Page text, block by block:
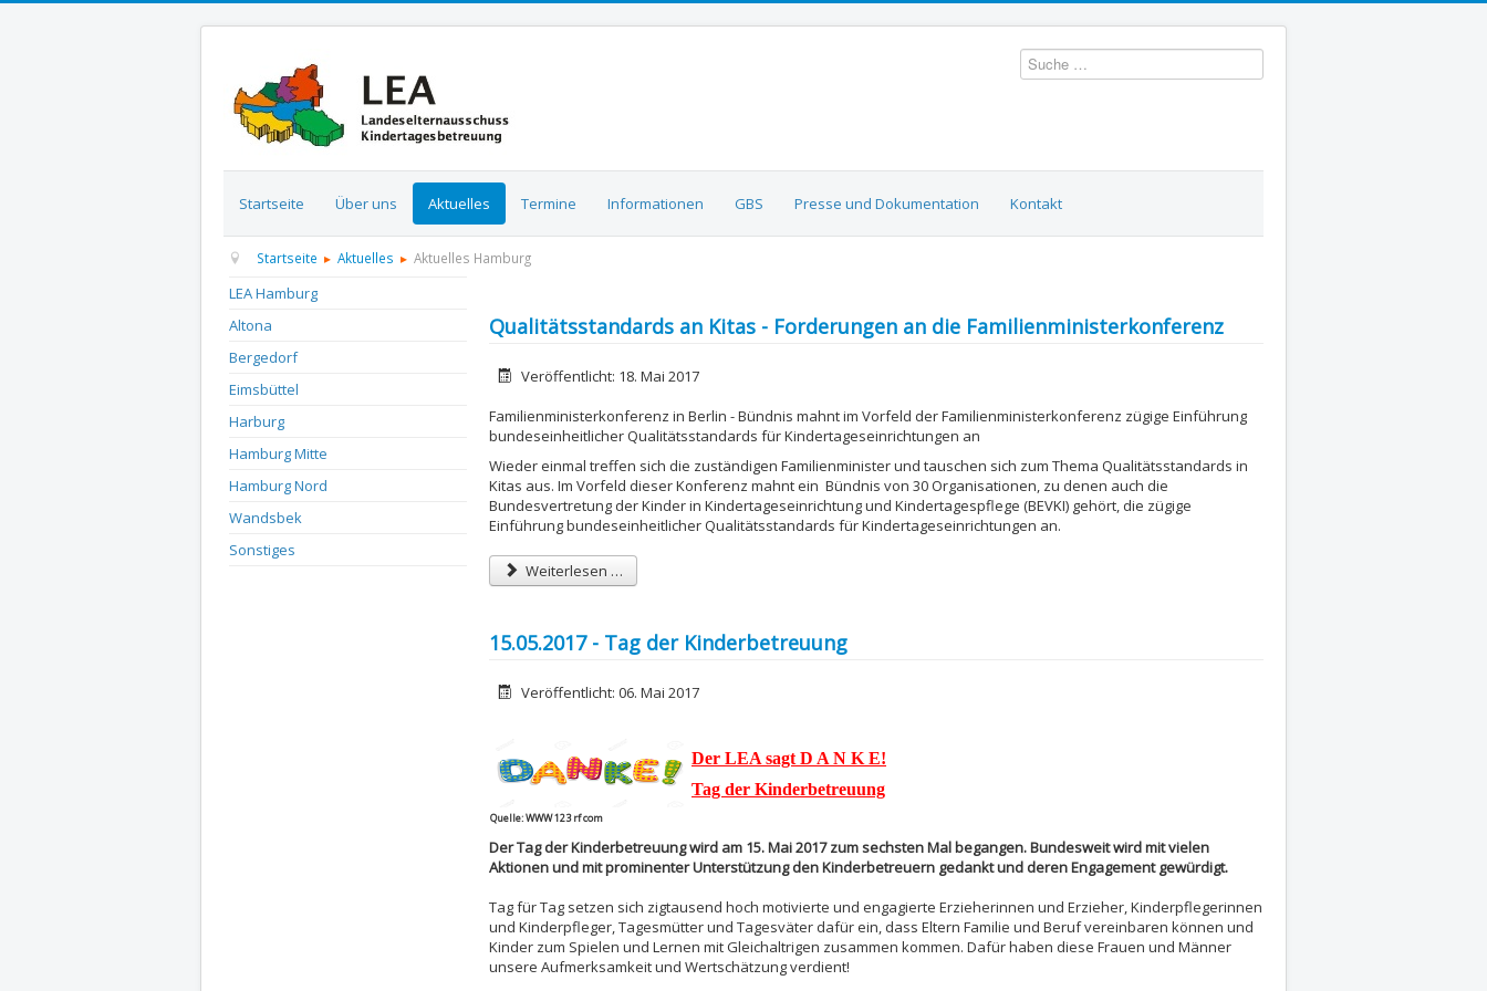
Suchen
Startseite Über uns Aktuelles Termine Informationen GBS Presse und Dokumentation Kontakt
Startseite Aktuelles Aktuelles Hamburg
LEA Hamburg
Altona
Bergedorf
Eimsbüttel
Harburg
Hamburg Mitte
Hamburg Nord
Wandsbek
Sonstiges
Qualitätsstandards an Kitas - Forderungen an die Familienministerkonferenz
DetailsVeröffentlicht: 18. Mai 2017
Familienministerkonferenz in Berlin - Bündnis mahnt im Vorfeld der Familienministerkonferenz zügige Einführung
bundeseinheitlicher Qualitätsstandards für Kindertageseinrichtungen an
Wieder einmal treffen sich die zuständigen Familienminister und tauschen sich zum Thema Qualitätsstandards in
Kitas aus. Im Vorfeld dieser Konferenz mahnt ein Bündnis von 30 Organisationen, zu denen auch die
Bundesvertretung der Kinder in Kindertageseinrichtung und Kindertagespflege (BEVKI) gehört, die zügige
Einführung bundeseinheitlicher Qualitätsstandards für Kindertageseinrichtungen an.
Weiterlesen …
15.05.2017 - Tag der Kinderbetreuung
DetailsVeröffentlicht: 06. Mai 2017
Quelle: WWW 123 rf com
Der LEA sagt D A N K E!
Tag der Kinderbetreuung
Der Tag der Kinderbetreuung wird am 15. Mai 2017 zum sechsten Mal begangen. Bundesweit wird mit vielen
Aktionen und mit prominenter Unterstützung den Kinderbetreuern gedankt und deren Engagement gewürdigt.
Tag für Tag setzen sich zigtausend hoch motivierte und engagierte Erzieherinnen und Erzieher, Kinderpflegerinnen
und Kinderpfleger, Tagesmütter und Tagesväter dafür ein, dass Eltern Familie und Beruf vereinbaren können und
Kinder zum Spielen und Lernen mit Gleichaltrigen zusammen kommen. Dafür haben diese Frauen und Männer
unsere Aufmerksamkeit und Wertschätzung verdient!